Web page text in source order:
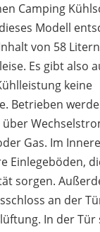
Camping
Modell
von 58
Es gibt also
keine
Betrieben
über
Gas. Im
Einlegeböden,
sorgen.
an der
In der Tür